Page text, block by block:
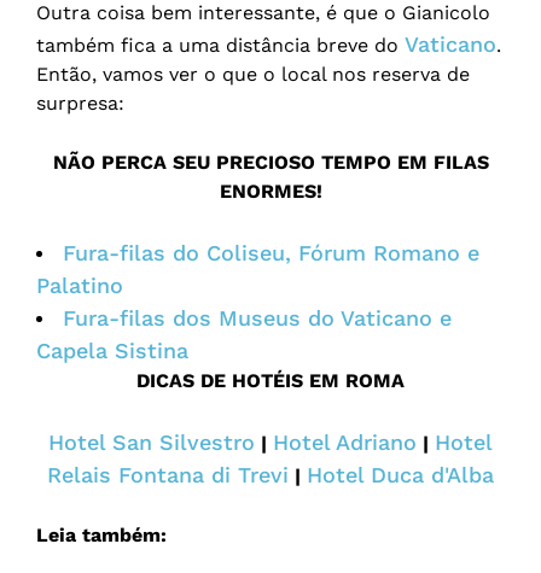
Outra coisa bem interessante, é que o Gianicolo
também fica a uma distância breve do Vaticano.
Então, vamos ver o que o local nos reserva de
surpresa:
NÃO PERCA SEU PRECIOSO TEMPO EM FILAS
ENORMES!
Fura-filas do Coliseu, Fórum Romano e
Palatino
Fura-filas dos Museus do Vaticano e
Capela Sistina
DICAS DE HOTÉIS EM ROMA
Hotel San Silvestro | Hotel Adriano | Hotel
Relais Fontana di Trevi | Hotel Duca d'Alba
Leia também: